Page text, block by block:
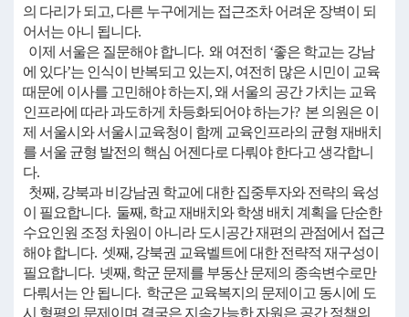
의 다리가 되고, 다른 누구에게는 접근조차 어려운 장벽이 되
어서는 아니 됩니다.
이제 서울은 질문해야 합니다. 왜 여전히 ‘좋은 학교는 강남
에 있다’는 인식이 반복되고 있는지, 여전히 많은 시민이 교육
때문에 이사를 고민해야 하는지, 왜 서울의 공간 가치는 교육
인프라에 따라 과도하게 차등화되어야 하는가? 본 의원은 이
제 서울시와 서울시교육청이 함께 교육인프라의 균형 재배치
를 서울 균형 발전의 핵심 어젠다로 다뤄야 한다고 생각합니
다.
첫째, 강북과 비강남권 학교에 대한 집중투자와 전략의 육성
이 필요합니다. 둘째, 학교 재배치와 학생 배치 계획을 단순한
수요인원 조정 차원이 아니라 도시공간 재편의 관점에서 접근
해야 합니다. 셋째, 강북권 교육벨트에 대한 전략적 재구성이
필요합니다. 넷째, 학군 문제를 부동산 문제의 종속변수로만
다뤄서는 안 됩니다. 학군은 교육복지의 문제이고 동시에 도
시 형평의 문제이며 결국은 지속가능한 자원은 공간 정책의